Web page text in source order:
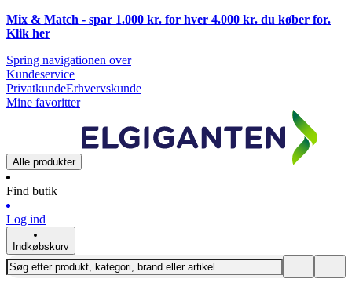
Mix & Match - spar 1.000 kr. for hver 4.000 kr. du køber for.
Klik her
Spring navigationen over
Kundeservice
PrivatkundeErhvervskunde
Mine favoritter
Alle produkter
Find butik
Log ind
Indkøbskurv